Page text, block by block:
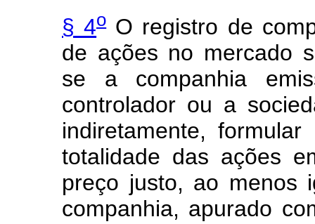
§ 4oO registro de
de ações no mercado
se a companhia
controlador ou a
indiretamente,
totalidade das ações
preço justo, ao menos
companhia, apurado